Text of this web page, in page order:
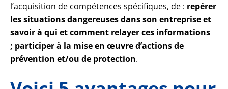
l’acquisition de compétences spécifiques, de : repérer
les situations dangereuses dans son entreprise et
savoir à qui et comment relayer ces informations
; participer à la mise en œuvre d’actions de
prévention et/ou de protection.